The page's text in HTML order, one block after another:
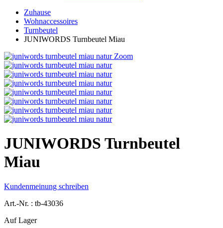
Zuhause
Wohnaccessoires
Turnbeutel
JUNIWORDS Turnbeutel Miau
Zoom
JUNIWORDS Turnbeutel
Miau
Kundenmeinung schreiben
Art.-Nr. : tb-43036
Auf Lager